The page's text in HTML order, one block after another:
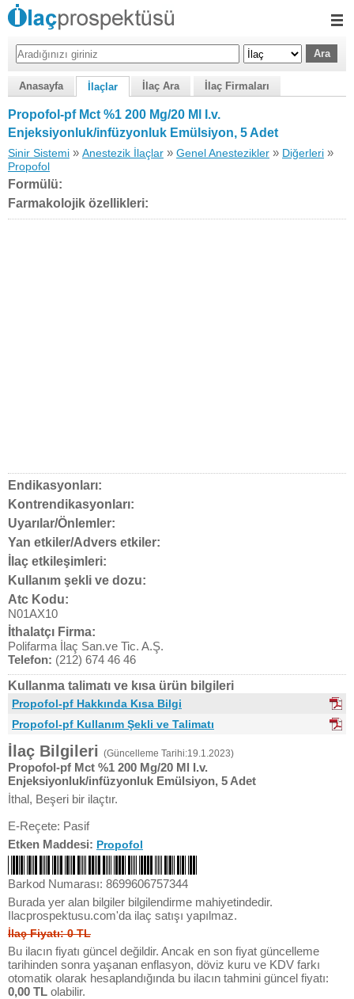
Anasayfa İlaçlar İlaç Ara İlaç Firmaları
Propofol-pf Mct %1 200 Mg/20 Ml I.v.
Enjeksiyonluk/infüzyonluk Emülsiyon, 5 Adet
Sinir Sistemi » Anestezik İlaçlar » Genel Anestezikler » Diğerleri »
Propofol
Formülü:
Farmakolojik özellikleri:
Endikasyonları:
Kontrendikasyonları:
Uyarılar/Önlemler:
Yan etkiler/Advers etkiler:
İlaç etkileşimleri:
Kullanım şekli ve dozu:
Atc Kodu:
N01AX10
İthalatçı Firma:
Polifarma İlaç San.ve Tic. A.Ş.
Telefon: (212) 674 46 46
Kullanma talimatı ve kısa ürün bilgileri
Propofol-pf Hakkında Kısa Bilgi
Propofol-pf Kullanım Şekli ve Talimatı
İlaç Bilgileri (Güncelleme Tarihi:19.1.2023)
Propofol-pf Mct %1 200 Mg/20 Ml I.v.
Enjeksiyonluk/infüzyonluk Emülsiyon, 5 Adet
İthal, Beşeri bir ilaçtır.
E-Reçete: Pasif
Etken Maddesi: Propofol
Barkod Numarası: 8699606757344
Burada yer alan bilgiler bilgilendirme mahiyetindedir.
Ilacprospektusu.com'da ilaç satışı yapılmaz.
İlaç Fiyatı: 0 TL
Bu ilacın fiyatı güncel değildir. Ancak en son fiyat güncelleme
tarihinden sonra yaşanan enflasyon, döviz kuru ve KDV farkı
otomatik olarak hesaplandığında bu ilacın tahmini güncel fiyatı:
0,00 TL olabilir.